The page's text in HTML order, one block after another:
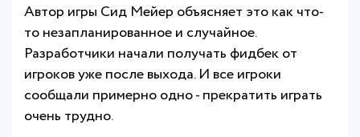
Автор игры Сид Мейер объясняет это как что-
то незапланированное и случайное.
Разработчики начали получать фидбек от
игроков уже после выхода. И все игроки
сообщали примерно одно - прекратить играть
очень трудно.